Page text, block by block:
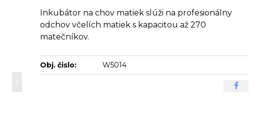
Inkubátor na chov matiek slúži na profesionálny
odchov včelích matiek s kapacitou až 270
matečníkov.
Obj. čislo: W5014